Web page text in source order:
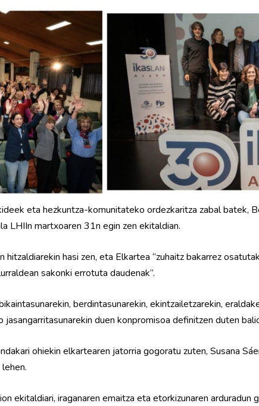
eta hezkuntza-komunitateko ordezkaritza zabal batek,
LHIIn martxoaren 31n egin zen ekitaldian.
hasi zen, eta Elkartea “zuhaitz bakarrez
sakonki errotuta daudenak”.
berdintasunarekin, ekintzailetzarekin,
duen konpromisoa definitzen duten
ohiekin elkartearen jatorria gogoratu zuten, Susana
ekitaldiari, iraganaren emaitza eta etorkizunaren arduradun